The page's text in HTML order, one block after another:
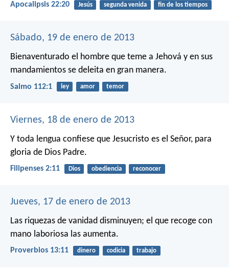
Apocalipsis 22:20 Jesús segunda venida fin de los tiempos
Sábado, 19 de enero de 2013
Bienaventurado el hombre que teme a Jehová y en sus
mandamientos se deleita en gran manera.
Salmo 112:1 ley amor temor
Viernes, 18 de enero de 2013
Y toda lengua confiese que Jesucristo es el Señor, para
gloria de Dios Padre.
Filipenses 2:11 Dios obediencia reconocer
Jueves, 17 de enero de 2013
Las riquezas de vanidad disminuyen; el que recoge con
mano laboriosa las aumenta.
Proverbios 13:11 dinero codicia trabajo